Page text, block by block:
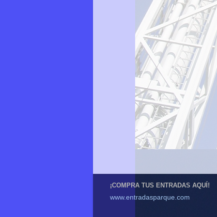
¡COMPRA TUS ENTRADAS AQUÍ!
www.entradasparque.com